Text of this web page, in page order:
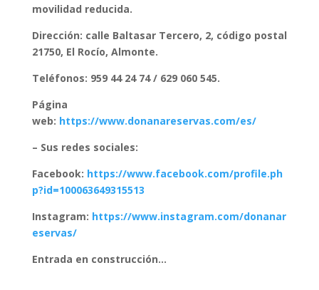
movilidad reducida.
Dirección: calle Baltasar Tercero, 2, código postal
21750, El Rocío, Almonte.
Teléfonos: 959 44 24 74 / 629 060 545.
Página
web: https://www.donanareservas.com/es/
– Sus redes sociales:
Facebook: https://www.facebook.com/profile.ph
p?id=100063649315513
Instagram: https://www.instagram.com/donanar
eservas/
Entrada en construcción…